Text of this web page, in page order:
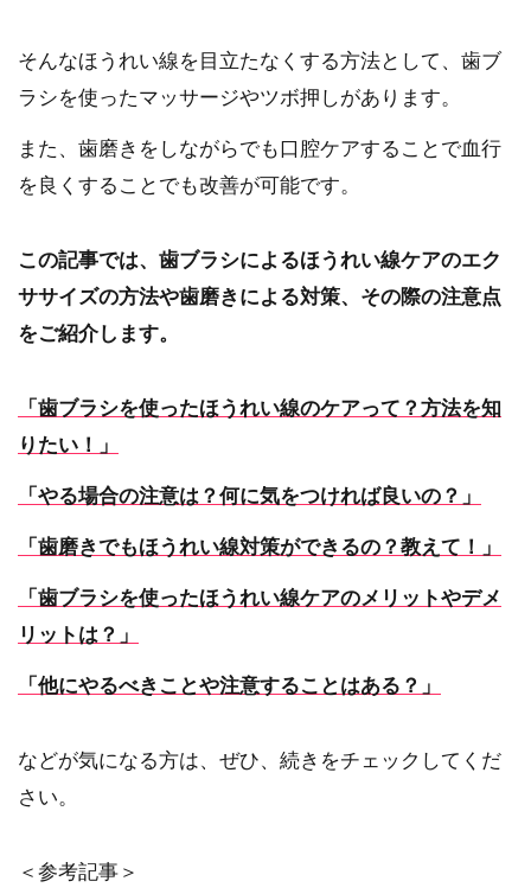
そんなほうれい線を目立たなくする方法として、歯ブ
ラシを使ったマッサージやツボ押しがあります。
また、歯磨きをしながらでも口腔ケアすることで血行
を良くすることでも改善が可能です。
この記事では、歯ブラシによるほうれい線ケアのエク
ササイズの方法や歯磨きによる対策、その際の注意点
をご紹介します。
「歯ブラシを使ったほうれい線のケアって？方法を知
りたい！」
「やる場合の注意は？何に気をつければ良いの？」
「歯磨きでもほうれい線対策ができるの？教えて！」
「歯ブラシを使ったほうれい線ケアのメリットやデメ
リットは？」
「他にやるべきことや注意することはある？」
などが気になる方は、ぜひ、続きをチェックしてくだ
さい。
＜参考記事＞